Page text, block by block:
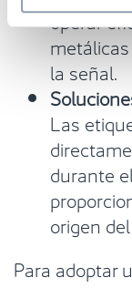
operar
la señal.
Las
durante
origen
Para adoptar